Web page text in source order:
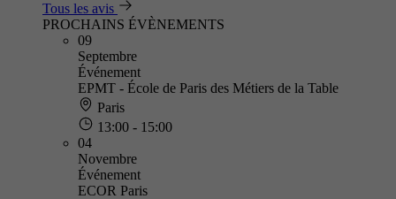
Tous les avis
PROCHAINS ÉVÈNEMENTS
09
Septembre
Événement
EPMT - École de Paris des Métiers de la Table
Paris
13:00 - 15:00
04
Novembre
Événement
ECOR Paris